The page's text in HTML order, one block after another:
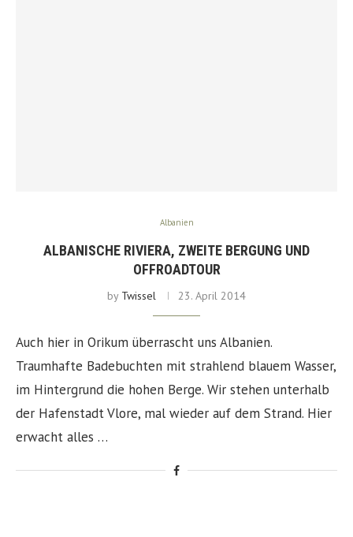
Albanien
ALBANISCHE RIVIERA, ZWEITE BERGUNG UND
OFFROADTOUR
by Twissel 23. April 2014
Auch hier in Orikum überrascht uns Albanien.
Traumhafte Badebuchten mit strahlend blauem Wasser,
im Hintergrund die hohen Berge. Wir stehen unterhalb
der Hafenstadt Vlore, mal wieder auf dem Strand. Hier
erwacht alles …